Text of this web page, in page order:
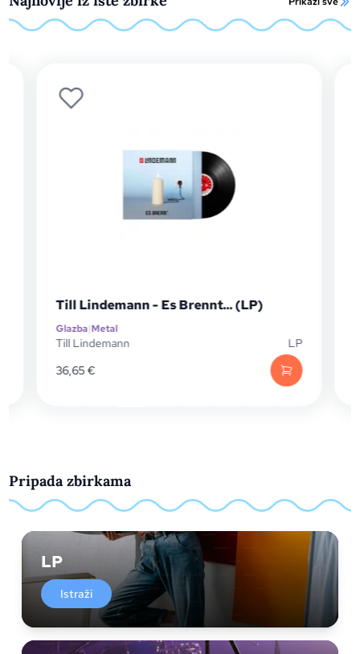
Till Lindemann - Es Brennt... (LP)
Glazba|Metal
Till Lindemann
LP
36,65€
Pripada zbirkama
LP
Istraži